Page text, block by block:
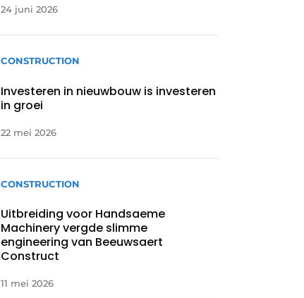
24 juni 2026
CONSTRUCTION
Investeren in nieuwbouw is investeren
in groei
22 mei 2026
CONSTRUCTION
Uitbreiding voor Handsaeme
Machinery vergde slimme
engineering van Beeuwsaert
Construct
11 mei 2026